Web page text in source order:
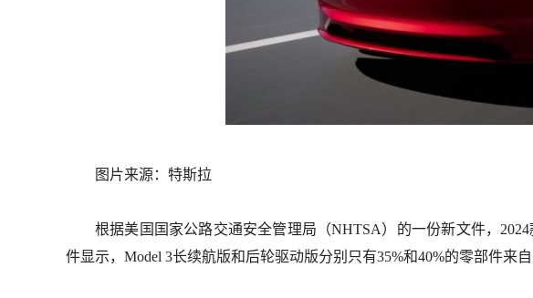
图片来源：特斯拉
根据美国国家公路交通安全管理局（NHTSA）的一份新文件，
件显示，Model 3长续航版和后轮驱动版分别只有35%和40%的零部件来